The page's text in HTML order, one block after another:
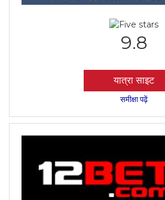
9.8
यात्रा साइट
समीक्षा पढ़ें